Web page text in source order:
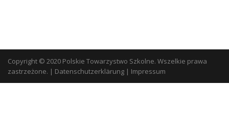
Copyright © 2020 Polskie Towarzystwo Szkolne. Wszelkie prawa
zastrzeżone. | Datenschutzerklärung | Impressum